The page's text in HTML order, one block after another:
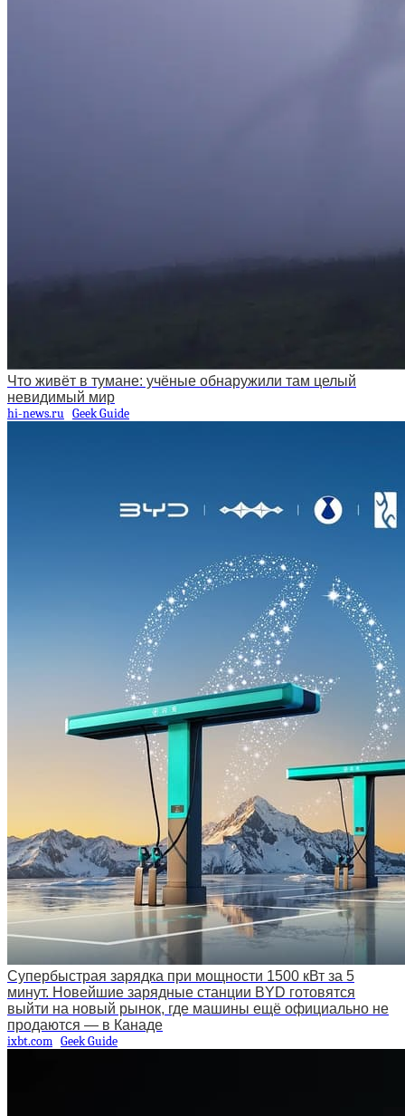
Что живёт в тумане: учёные обнаружили там целый
невидимый мир
hi-news.ru Geek Guide
Супербыстрая зарядка при мощности 1500 кВт за 5
минут. Новейшие зарядные станции BYD готовятся
выйти на новый рынок, где машины ещё официально не
продаются — в Канаде
ixbt.com Geek Guide